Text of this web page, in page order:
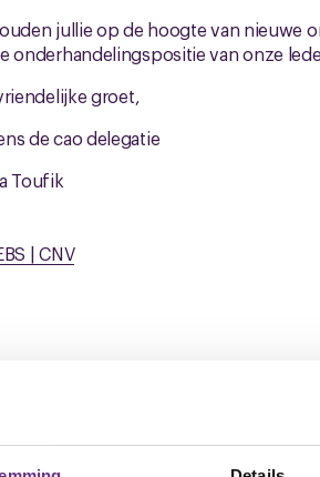
jullie op de hoogte van nieuwe
onderhandelingspositie van onze
groet,
de cao delegatie
Toufik
| CNV
(.pdf)